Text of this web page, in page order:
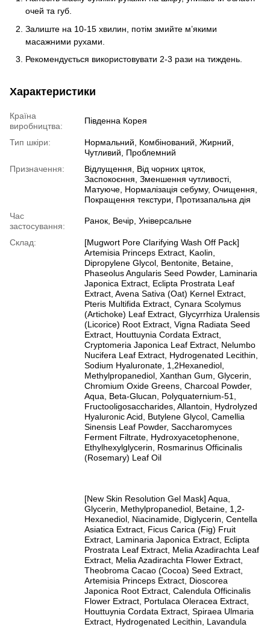
очей та губ.
Залиште на 10-15 хвилин, потім змийте м’якими
масажними рухами.
Рекомендується використовувати 2-3 рази на тиждень.
Характеристики
Країна
виробництва:
Південна Корея
Тип шкіри:
Нормальний, Комбінований, Жирний,
Чутливий, Проблемний
Призначення:
Відлущення, Від чорних цяток,
Заспокоєння, Зменшення чутливості,
Матуюче, Нормалізація себуму, Очищення,
Покращення текстури, Протизапальна дія
Час
застосування:
Ранок, Вечір, Універсальне
Склад:
[Mugwort Pore Clarifying Wash Off Pack]
Artemisia Princeps Extract, Kaolin,
Dipropylene Glycol, Bentonite, Betaine,
Phaseolus Angularis Seed Powder, Laminaria
Japonica Extract, Eclipta Prostrata Leaf
Extract, Avena Sativa (Oat) Kernel Extract,
Pteris Multifida Extract, Cynara Scolymus
(Artichoke) Leaf Extract, Glycyrrhiza Uralensis
(Licorice) Root Extract, Vigna Radiata Seed
Extract, Houttuynia Cordata Extract,
Cryptomeria Japonica Leaf Extract, Nelumbo
Nucifera Leaf Extract, Hydrogenated Lecithin,
Sodium Hyaluronate, 1,2Hexanediol,
Methylpropanediol, Xanthan Gum, Glycerin,
Chromium Oxide Greens, Charcoal Powder,
Aqua, Beta-Glucan, Polyquaternium-51,
Fructooligosaccharides, Allantoin, Hydrolyzed
Hyaluronic Acid, Butylene Glycol, Camellia
Sinensis Leaf Powder, Saccharomyces
Ferment Filtrate, Hydroxyacetophenone,
Ethylhexylglycerin, Rosmarinus Officinalis
(Rosemary) Leaf Oil
[New Skin Resolution Gel Mask] Aqua,
Glycerin, Methylpropanediol, Betaine, 1,2-
Hexanediol, Niacinamide, Diglycerin, Centella
Asiatica Extract, Ficus Carica (Fig) Fruit
Extract, Laminaria Japonica Extract, Eclipta
Prostrata Leaf Extract, Melia Azadirachta Leaf
Extract, Melia Azadirachta Flower Extract,
Theobroma Cacao (Cocoa) Seed Extract,
Artemisia Princeps Extract, Dioscorea
Japonica Root Extract, Calendula Officinalis
Flower Extract, Portulaca Oleracea Extract,
Houttuynia Cordata Extract, Spiraea Ulmaria
Extract, Hydrogenated Lecithin, Lavandula